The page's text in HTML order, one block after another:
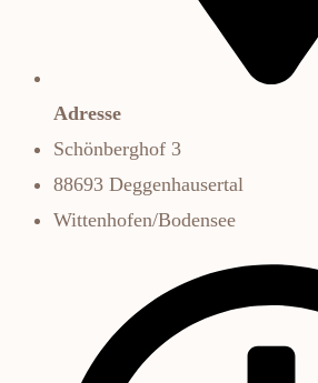
Adresse
Schönberghof 3
88693 Deggenhausertal
Wittenhofen/Bodensee